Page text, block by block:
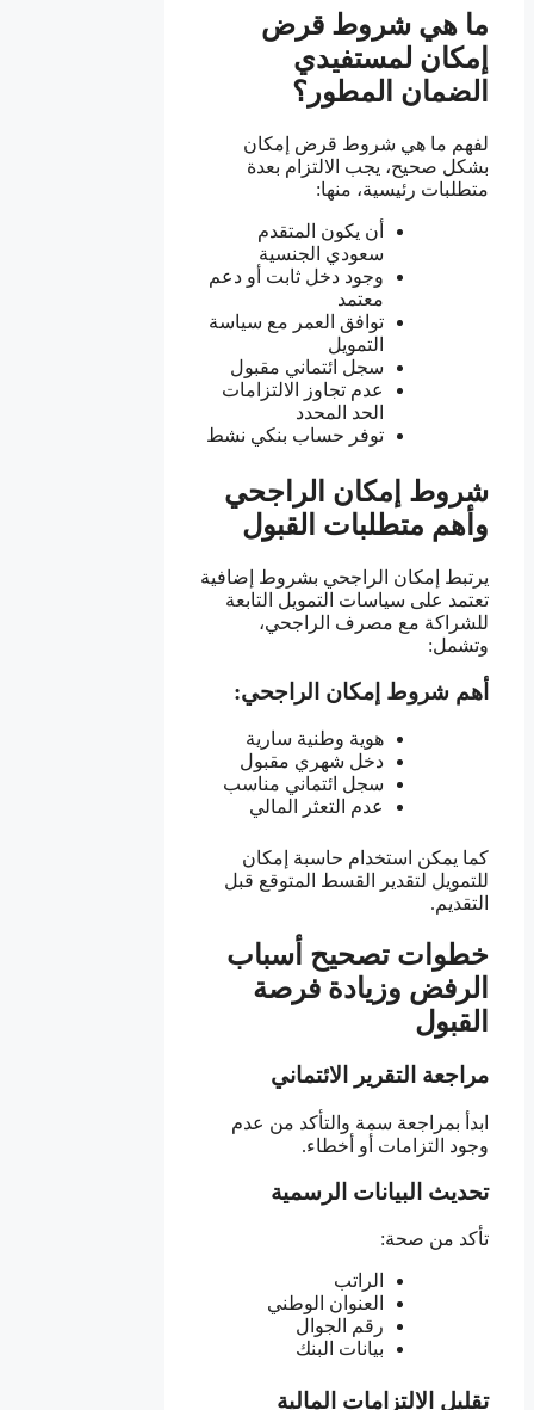
ما هي شروط قرض
إمكان لمستفيدي
الضمان المطور؟
لفهم ما هي شروط قرض إمكان
بشكل صحيح، يجب الالتزام بعدة
متطلبات رئيسية، منها:
أن يكون المتقدم
سعودي الجنسية
وجود دخل ثابت أو دعم
معتمد
توافق العمر مع سياسة
التمويل
سجل ائتماني مقبول
عدم تجاوز الالتزامات
الحد المحدد
توفر حساب بنكي نشط
شروط إمكان الراجحي
وأهم متطلبات القبول
يرتبط إمكان الراجحي بشروط إضافية
تعتمد على سياسات التمويل التابعة
للشراكة مع مصرف الراجحي،
وتشمل:
أهم شروط إمكان الراجحي:
هوية وطنية سارية
دخل شهري مقبول
سجل ائتماني مناسب
عدم التعثر المالي
كما يمكن استخدام حاسبة إمكان
للتمويل لتقدير القسط المتوقع قبل
التقديم.
خطوات تصحيح أسباب
الرفض وزيادة فرصة
القبول
مراجعة التقرير الائتماني
ابدأ بمراجعة سمة والتأكد من عدم
وجود التزامات أو أخطاء.
تحديث البيانات الرسمية
تأكد من صحة:
الراتب
العنوان الوطني
رقم الجوال
بيانات البنك
تقليل الالتزامات المالية